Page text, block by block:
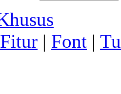
Fitur | Font |